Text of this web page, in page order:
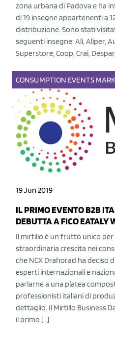
zona urbana di Padova e ha
di 19 insegne appartenenti a
distribuzione. Sono stati
seguenti insegne: Alì, Alìper,
Superstore, Coop, Crai,
CONSUMPTION EVENTS
19 Jun 2019
IL PRIMO EVENTO B2B
DEBUTTA A FICO EATALY
Il mirtillo è un frutto unico per
straordinaria crescita nei
che NCX Drahorad ha deciso
esperti internazionali e
parlarne a una platea
professionisti italiani di
dettaglio. Il Mirtillo Business
il primo […]